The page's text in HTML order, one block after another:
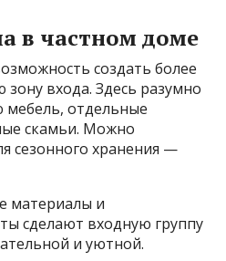
в частном доме
создать более
входа. Здесь разумно
мебель, отдельные
скамьи. Можно
сезонного хранения —
материалы и
сделают входную группу
и уютной.